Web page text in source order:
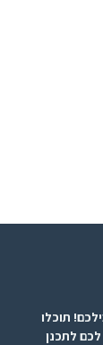
תוכלו
לתכנן